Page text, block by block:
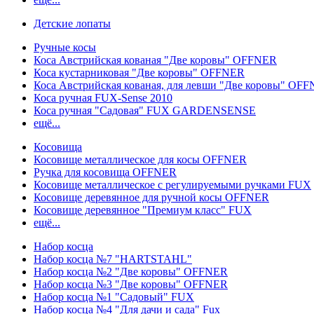
Детские лопаты
Ручные косы
Коса Австрийская кованая "Две коровы" OFFNER
Коса кустарниковая "Две коровы" OFFNER
Коса Австрийская кованая, для левши "Две коровы"
Коса ручная FUX-Sense 2010
Коса ручная "Садовая" FUX GARDENSENSE
ещё...
Косовища
Косовище металлическое для косы OFFNER
Ручка для косовища OFFNER
Косовище металлическое с регулируемыми ручками FUX
Косовище деревянное для ручной косы OFFNER
Косовище деревянное "Премиум класс" FUX
ещё...
Набор косца
Набор косца №7 "HARTSTAHL"
Набор косца №2 "Две коровы" OFFNER
Набор косца №3 "Две коровы" OFFNER
Набор косца №1 "Садовый" FUX
Набор косца №4 "Для дачи и сада" Fux